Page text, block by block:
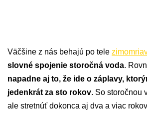
Väčšine z nás behajú po tele
slovné spojenie storočná voda.
napadne aj to, že ide o záplavy,
jedenkrát za sto rokov. So storočnou
ale stretnúť dokonca aj dva a viac